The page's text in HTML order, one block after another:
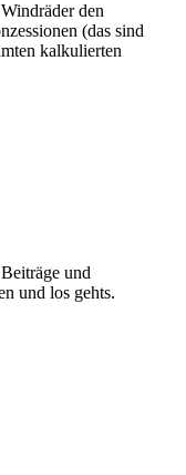
den
(das sind
kalkulierten
und
und los gehts.